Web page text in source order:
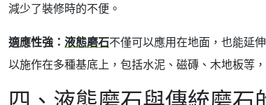
減少了裝修時的不便。
適應性強： 液態磨石不僅可以應用在地面，也能延
以施作在多種基底上，包括水泥、磁磚、木地板等